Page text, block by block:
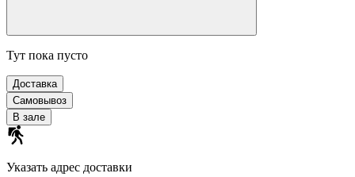
Тут пока пусто
Доставка
Самовывоз
В зале
Указать адрес доставки